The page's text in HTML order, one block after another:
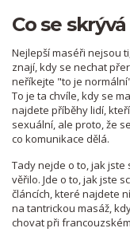
Co se
Nejlepší maséři nejsou
znají, kdy se nechat
neříkejte "to je
To je ta chvíle, kdy se
najdete příběhy lidí,
sexuální, ale proto, že
co komunikace dělá.
Tady nejde o to, jak
věřilo. Jde o to, jak jste
článcích, které najdete
na tantrickou masáž,
chovat při